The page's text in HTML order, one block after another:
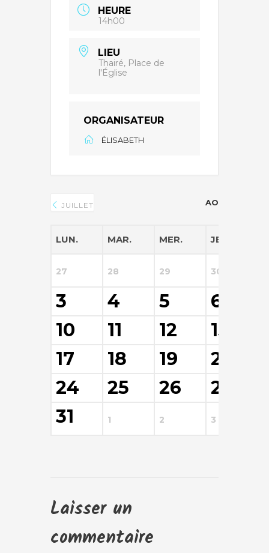
HEURE
14h00
LIEU
Thairé, Place de
l'Église
ORGANISATEUR
ÉLISABETH
JUILLET AOÛT 2026
LUN. MAR. MER. JEU.
27 28 29 30
3 4 5 6
10
11 12 13
17
18 19 20
24
25 26 27
31
1 2 3
Laisser un
commentaire